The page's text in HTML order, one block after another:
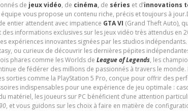
de jeux vidéo, de cinéma,de séries et d’innovations
vous propose un contenu riche, précis et toujours à
entier attendent avec impatience GTA VI (Grand Theft Auto),
informations exclusives sur les jeux vidéo très attendus en
expériences innovantes signées par les studios
ou curieux de découvrir les dernières pépites
phares comme les Worlds de League of Legends, les
de fédérer des millions de passionnés à travers le
comme la PlayStation 5 Pro, conçue pour offrir des
indispensables pour une expérience de jeu optimale :
matériel, les joueurs sur PC bénéficient d’une attention
, et vous guidons sur les choix à faire en matière de